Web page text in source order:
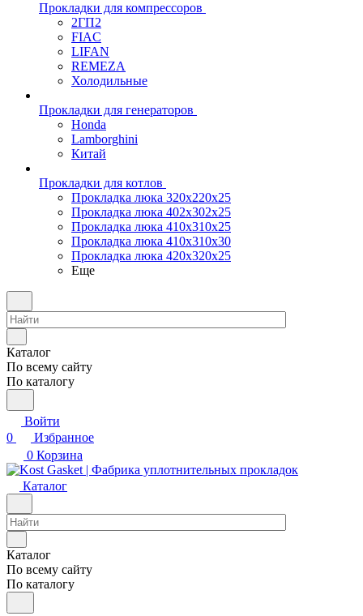
Прокладки для компрессоров
2ГП2
FIAC
LIFAN
REMEZA
Холодильные
Прокладки для генераторов
Honda
Lamborghini
Китай
Прокладки для котлов
Прокладка люка 320x220x25
Прокладка люка 402x302x25
Прокладка люка 410x310x25
Прокладка люка 410х310х30
Прокладка люка 420x320x25
Еще
Каталог
По всему сайту
По каталогу
Войти
0
Избранное
0 Корзина
Каталог
Каталог
По всему сайту
По каталогу